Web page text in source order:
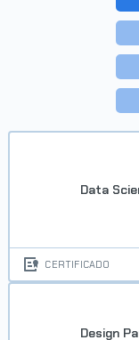
Data
CERTIFICADO
Design